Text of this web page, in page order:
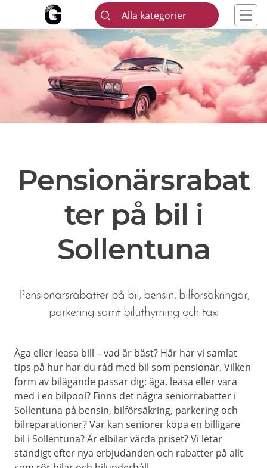
Alla kategorier
Pensionärsrabat
ter på bil i
Sollentuna
Pensionärsrabatter på bil, bensin, bilförsakringar,
parkering samt biluthyrning och taxi
Äga eller leasa bill – vad är bäst? Här har vi samlat
tips på hur har du råd med bil som pensionär. Vilken
form av bilägande passar dig: äga, leasa eller vara
med i en bilpool? Finns det några seniorrabatter i
Sollentuna på bensin, bilförsäkring, parkering och
bilreparationer? Var kan seniorer köpa en billigare
bil i Sollentuna? Är elbilar värda priset? Vi letar
ständigt efter nya erbjudanden och rabatter på allt